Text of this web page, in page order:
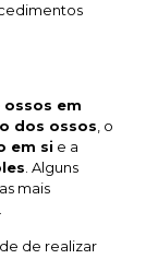
ossos em
dos ossos , o
em si e a
. Alguns
mais
de realizar